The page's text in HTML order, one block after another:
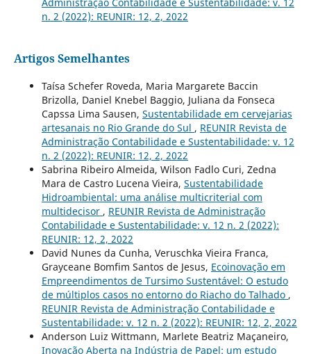
n. 2 (2022): REUNIR: 12, 2, 2022
Artigos Semelhantes
Taísa Schefer Roveda, Maria Margarete Baccin
Brizolla, Daniel Knebel Baggio, Juliana da Fonseca
Capssa Lima Sausen, Sustentabilidade em cervejarias
artesanais no Rio Grande do Sul , REUNIR Revista de
Administração Contabilidade e Sustentabilidade: v. 12
n. 2 (2022): REUNIR: 12, 2, 2022
Sabrina Ribeiro Almeida, Wilson Fadlo Curi, Zedna
Mara de Castro Lucena Vieira, Sustentabilidade
Hidroambiental: uma análise multicriterial com
multidecisor , REUNIR Revista de Administração
Contabilidade e Sustentabilidade: v. 12 n. 2 (2022):
REUNIR: 12, 2, 2022
David Nunes da Cunha, Veruschka Vieira Franca,
Grayceane Bomfim Santos de Jesus, Ecoinovação em
Empreendimentos de Tursimo Sustentável: O estudo
de múltiplos casos no entorno do Riacho do Talhado ,
REUNIR Revista de Administração Contabilidade e
Sustentabilidade: v. 12 n. 2 (2022): REUNIR: 12, 2, 2022
Anderson Luiz Wittmann, Marlete Beatriz Maçaneiro,
Inovação Aberta na Indústria de Papel: um estudo